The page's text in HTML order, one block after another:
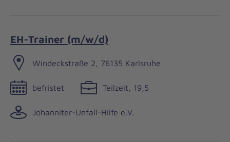
EH-Trainer (m/w/d)
Windeckstraße 2, 76135 Karlsruhe
befristet Teilzeit, 19,5
Johanniter-Unfall-Hilfe e.V.